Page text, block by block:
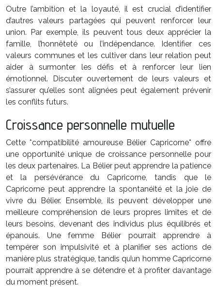
Outre l’ambition et la loyauté, il est crucial d’identifier
d’autres valeurs partagées qui peuvent renforcer leur
union. Par exemple, ils peuvent tous deux apprécier la
famille, l’honnêteté ou l’indépendance. Identifier ces
valeurs communes et les cultiver dans leur relation peut
aider à surmonter les défis et à renforcer leur lien
émotionnel. Discuter ouvertement de leurs valeurs et
s’assurer qu’elles sont alignées peut également prévenir
les conflits futurs.
Croissance personnelle mutuelle
Cette *compatibilité amoureuse Bélier Capricorne* offre
une opportunité unique de croissance personnelle pour
les deux partenaires. La Bélier peut apprendre la patience
et la persévérance du Capricorne, tandis que le
Capricorne peut apprendre la spontanéité et la joie de
vivre du Bélier. Ensemble, ils peuvent développer une
meilleure compréhension de leurs propres limites et de
leurs besoins, devenant des individus plus équilibrés et
épanouis. Une femme Bélier pourrait apprendre à
tempérer son impulsivité et à planifier ses actions de
manière plus stratégique, tandis qu’un homme Capricorne
pourrait apprendre à se détendre et à profiter davantage
du moment présent.